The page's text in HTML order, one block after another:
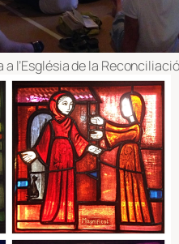
l’Església de la